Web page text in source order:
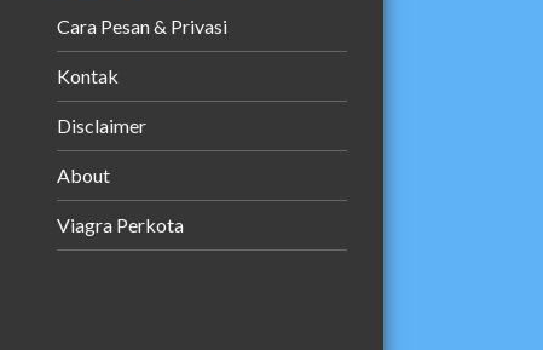
Cara Pesan & Privasi
Kontak
Disclaimer
About
Viagra Perkota